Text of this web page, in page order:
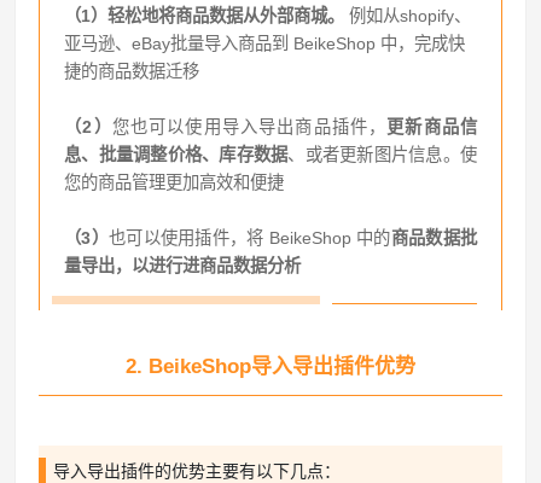
（1）轻松地将商品数据从外部商城。
例如从shopify、
亚马逊、eBay批量导入商品到 BeikeShop 中，完成快
捷的商品数据迁移
（2） 您也可以使用导入导出商品插件，
更新商品信
息、批量调整价格、库存数据、或者更新图片信息。使
您的商品管理更加高效和便捷
（3）也可以使用插件，将 BeikeShop 中的商品数据批
量导出，以进行进商品数据分析
2. BeikeShop导入导出插件优势
导入导出插件的优势主要有以下几点：